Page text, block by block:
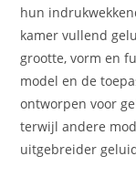
hun
kamer vullend
grootte, vorm en
model en de
ontworpen voor
terwijl andere
uitgebreider